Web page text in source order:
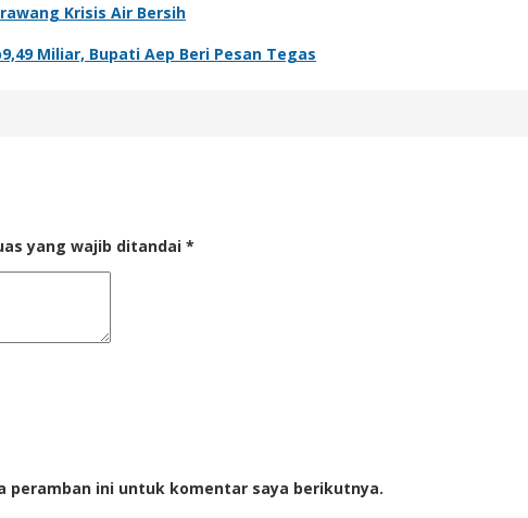
Krisis Air Bersih
Miliar, Bupati Aep Beri Pesan Tegas
yang wajib ditandai *
peramban ini untuk komentar saya berikutnya.